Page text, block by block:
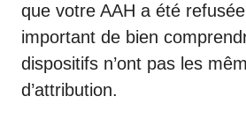
que votre AAH a été
important de bien
dispositifs n’ont pas les
d’attribution.